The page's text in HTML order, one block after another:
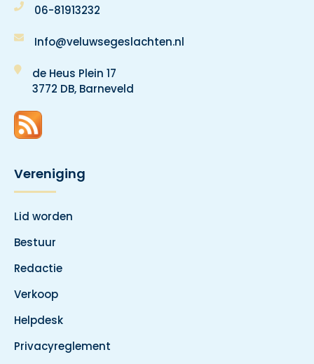
06-81913232
Info@veluwsegeslachten.nl
de Heus Plein 17
3772 DB, Barneveld
Vereniging
Lid worden
Bestuur
Redactie
Verkoop
Helpdesk
Privacyreglement